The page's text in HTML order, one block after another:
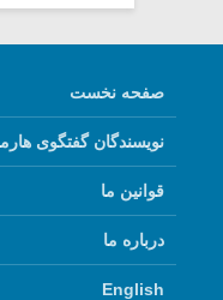
صفحه نخست
نویسندگان گفتگوی
قوانین ما
درباره ما
English